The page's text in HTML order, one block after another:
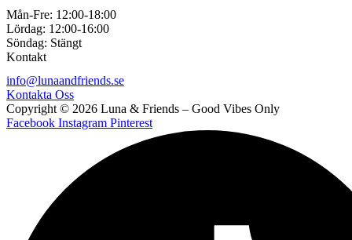
Mån-Fre: 12:00-18:00
Lördag: 12:00-16:00
Söndag: Stängt
Kontakt
info@lunaandfriends.se
Kontakta Oss
Copyright © 2026 Luna & Friends – Good Vibes Only
Facebook Instagram Pinterest